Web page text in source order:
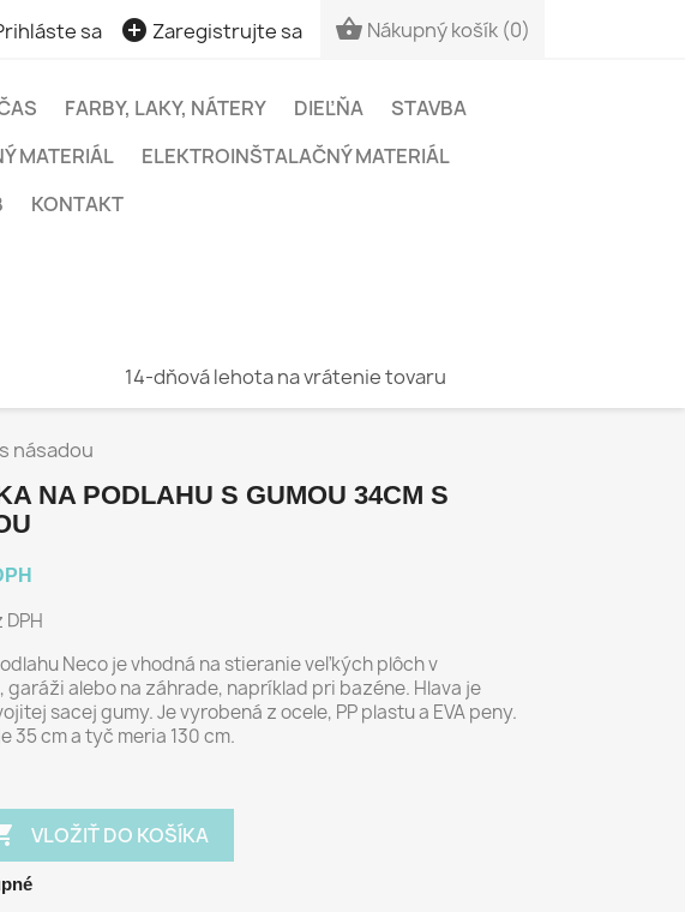
sa  Zaregistrujte sa  Nákupný košík (0)
FARBY, LAKY, NÁTERY DIEĽŇA
STAVBA
MATERIÁL
ELEKTROINŠTALAČNÝ MATERIÁL
KONTAKT
14-dňová lehota na vrátenie tovaru
násadou
NA PODLAHU S GUMOU 34CM S
Neco je vhodná na stieranie veľkých plôch v
garáži alebo na záhrade, napríklad pri bazéne. Hlava je
sacej gumy. Je vyrobená z ocele, PP plastu a EVA peny.
35 cm a tyč meria 130 cm.
VLOŽIŤ DO KOŠÍKA